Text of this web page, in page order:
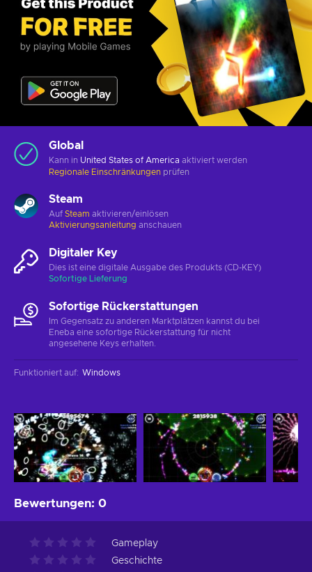
Global
Kann in United States of America aktiviert werden
Regionale Einschränkungen prüfen
Steam
Auf Steam aktivieren/einlösen
Aktivierungsanleitung anschauen
Digitaler Key
Dies ist eine digitale Ausgabe des Produkts (CD-KEY)
Sofortige Lieferung
Sofortige Rückerstattungen
Im Gegensatz zu anderen Marktplätzen kannst du bei
Eneba eine sofortige Rückerstattung für nicht
angesehene Keys erhalten.
Funktioniert auf: Windows
Bewertungen: 0
Gameplay
Geschichte